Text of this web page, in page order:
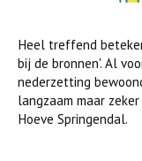
Heel treffend
bij de bronnen'. Al
nederzetting
langzaam maar
Hoeve Springendal.